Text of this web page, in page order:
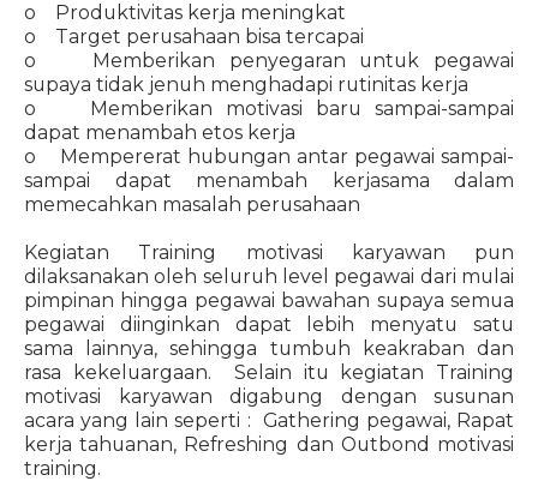
o Produktivitas kerja meningkat
o Target perusahaan bisa tercapai
o Memberikan penyegaran untuk pegawai
supaya tidak jenuh menghadapi rutinitas kerja
o Memberikan motivasi baru sampai-sampai
dapat menambah etos kerja
o Mempererat hubungan antar pegawai sampai-
sampai dapat menambah kerjasama dalam
memecahkan masalah perusahaan
Kegiatan Training motivasi karyawan pun
dilaksanakan oleh seluruh level pegawai dari mulai
pimpinan hingga pegawai bawahan supaya semua
pegawai diinginkan dapat lebih menyatu satu
sama lainnya, sehingga tumbuh keakraban dan
rasa kekeluargaan. Selain itu kegiatan Training
motivasi karyawan digabung dengan susunan
acara yang lain seperti : Gathering pegawai, Rapat
kerja tahuanan, Refreshing dan Outbond motivasi
training.